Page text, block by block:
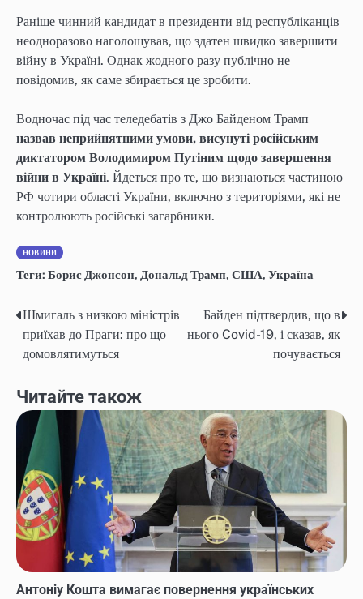
Раніше чинний кандидат в президенти від республіканців
неодноразово наголошував, що здатен швидко завершити
війну в Україні. Однак жодного разу публічно не
повідомив, як саме збирається це зробити.
Водночас під час теледебатів з Джо Байденом Трамп
назвав неприйнятними умови, висунуті російським
диктатором Володимиром Путіним щодо завершення
війни в Україні. Йдеться про те, що визнаються частиною
РФ чотири області України, включно з територіями, які не
контролюють російські загарбники.
НОВИНИ
Теги: Борис Джонсон, Дональд Трамп, США, Україна
Навігація
записів
Шмигаль з низкою міністрів
приїхав до Праги: про що
домовлятимуться
Байден підтвердив, що в
нього Covid-19, і сказав, як
почувається
Читайте також
Антоніу Кошта вимагає повернення українських